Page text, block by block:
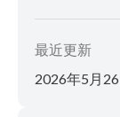
最近更新
2026年5月